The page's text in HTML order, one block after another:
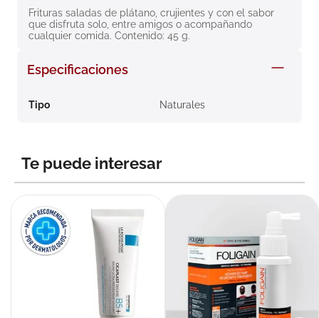
Frituras saladas de plátano, crujientes y con el sabor
que disfruta solo, entre amigos o acompañando
cualquier comida. Contenido: 45 g.
Especificaciones
Tipo Naturales
Te puede interesar
8. roche posay
9. megacistin
10.pañales